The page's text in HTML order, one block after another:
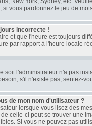
New York, Sydney, etc.
vous pardonnez le jeu de
incorrecte !
et que l'heure est toujours
par rapport à l'heure locale
soit l'administrateur n'a pas
s'il n'existe pas, sentez-
de mon nom d'utilisateur ?
lorsque vous lisez des
celle-ci peut se trouver une
Si vous ne pouvez pas